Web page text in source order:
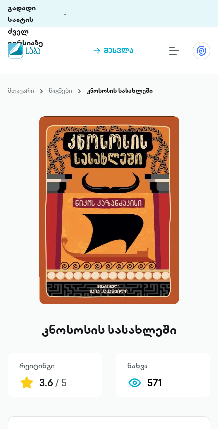
გადადი
საიტის
ძველ
ვერსიაზე
შესვლა
თინეთი 9 ციფრულ პლატფორმასა და 5
ჩვენ შესახებ
პაკეტები
მთავარი წიგნები კნოსოსის სასახლეში
კნოსოსის სასახლეში
რეიტინგი
3.6 / 5
ნახვა
571